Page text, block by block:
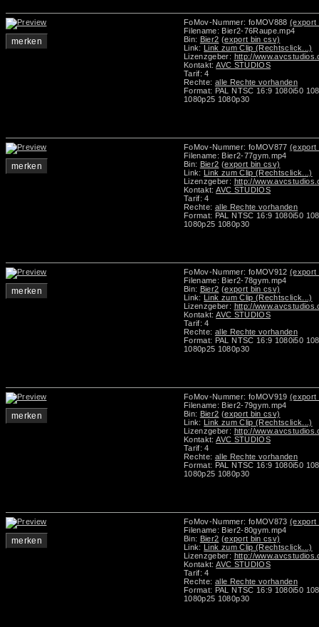
merken
FoMov-Nummer: foMOV888(export
Filename: Bier2-76Raupe.mp4
Bin: Bier2 (export bin csv)
Link: Link zum Clip (Rechtsclick...)
Lizenzgeber: http://
Kontakt:AVC STUDIOS
Tarif: 4
Rechte: alle Rechte vorhanden
Format: PAL NTSC 16:9 1080i50
1080p25 1080p30
merken
FoMov-Nummer: foMOV877(export
Filename: Bier2-77gym.mp4
Bin: Bier2 (export bin csv)
Link: Link zum Clip (Rechtsclick...)
Lizenzgeber: http://
Kontakt:AVC STUDIOS
Tarif: 4
Rechte: alle Rechte vorhanden
Format: PAL NTSC 16:9 1080i50
1080p25 1080p30
merken
FoMov-Nummer: foMOV912(export
Filename: Bier2-78gym.mp4
Bin: Bier2 (export bin csv)
Link: Link zum Clip (Rechtsclick...)
Lizenzgeber: http://
Kontakt:AVC STUDIOS
Tarif: 4
Rechte: alle Rechte vorhanden
Format: PAL NTSC 16:9 1080i50
1080p25 1080p30
merken
FoMov-Nummer: foMOV919(export
Filename: Bier2-79gym.mp4
Bin: Bier2 (export bin csv)
Link: Link zum Clip (Rechtsclick...)
Lizenzgeber: http://
Kontakt:AVC STUDIOS
Tarif: 4
Rechte: alle Rechte vorhanden
Format: PAL NTSC 16:9 1080i50
1080p25 1080p30
merken
FoMov-Nummer: foMOV873(export
Filename: Bier2-80gym.mp4
Bin: Bier2 (export bin csv)
Link: Link zum Clip (Rechtsclick...)
Lizenzgeber: http://
Kontakt:AVC STUDIOS
Tarif: 4
Rechte: alle Rechte vorhanden
Format: PAL NTSC 16:9 1080i50
1080p25 1080p30